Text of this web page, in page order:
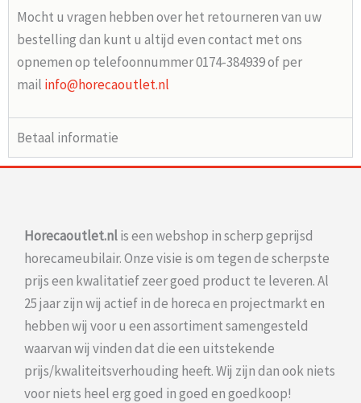
Mocht u vragen hebben over het retourneren van uw
bestelling dan kunt u altijd even contact met ons
opnemen op telefoonnummer 0174-384939 of per
mail info@horecaoutlet.nl
Betaal informatie
Horecaoutlet.nlis een webshop in scherp geprijsd
horecameubilair. Onze visie is om tegen de scherpste
prijs een kwalitatief zeer goed product te leveren. Al
25 jaar zijn wij actief in de horeca en projectmarkt en
hebben wij voor u een assortiment samengesteld
waarvan wij vinden dat die een uitstekende
prijs/kwaliteitsverhouding heeft. Wij zijn dan ook niets
voor niets heel erg goed in goed en goedkoop!